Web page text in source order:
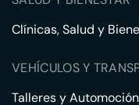
Clínicas, Salud y
VEHÍCULOS Y
Talleres y Automoción